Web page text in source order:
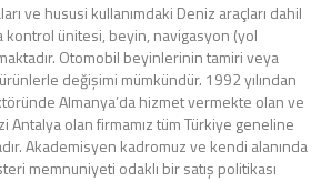
ve hususi kullanımdaki Deniz araçları dahil
kontrol ünitesi, beyin, navigasyon (yol
Otomobil beyinlerinin tamiri veya
değişimi mümkündür. 1992 yılından
Almanya’da hizmet vermekte olan ve
Antalya olan firmamız tüm Türkiye geneline
Akademisyen kadromuz ve kendi alanında
memnuniyeti odaklı bir satış politikası